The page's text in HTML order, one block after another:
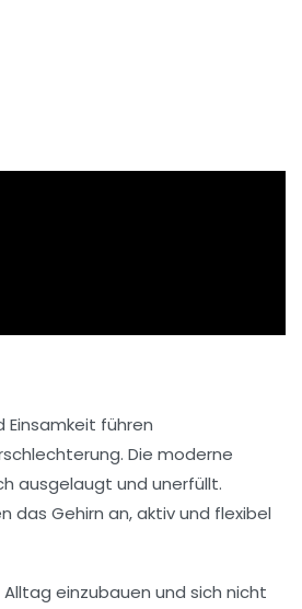
führen
Die moderne
ausgelaugt und unerfüllt.
das Gehirn an, aktiv und flexibel
einzubauen und sich nicht